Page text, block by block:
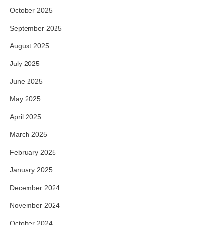
October 2025
September 2025
August 2025
July 2025
June 2025
May 2025
April 2025
March 2025
February 2025
January 2025
December 2024
November 2024
October 2024